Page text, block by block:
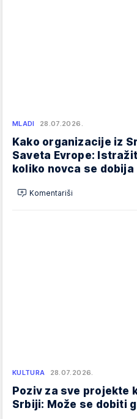
MLADI 28.07.2026.
Kako organizacije iz
Saveta Evrope:
koliko novca se dobija
Komentariši
KULTURA 28.07.2026.
Poziv za sve projekte
Srbiji: Može se dobiti